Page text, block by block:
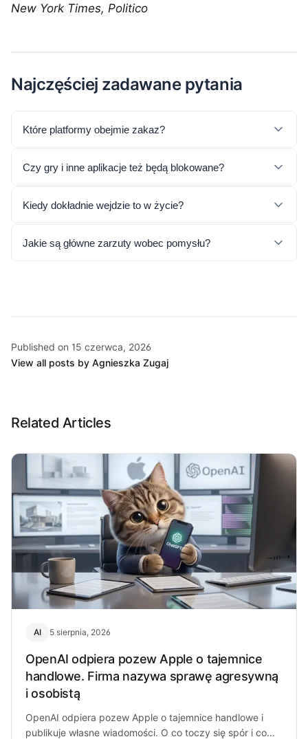
New York Times, Politico
Najczęściej zadawane pytania
Które platformy obejmie zakaz?
Czy gry i inne aplikacje też będą blokowane?
Kiedy dokładnie wejdzie to w życie?
Jakie są główne zarzuty wobec pomysłu?
Published on 15 czerwca, 2026
View all posts by Agnieszka Zugaj
Related Articles
AI 5 sierpnia, 2026
OpenAI odpiera pozew Apple o tajemnice
handlowe. Firma nazywa sprawę agresywną
i osobistą
OpenAI odpiera pozew Apple o tajemnice handlowe i
publikuje własne wiadomości. O co toczy się spór i co